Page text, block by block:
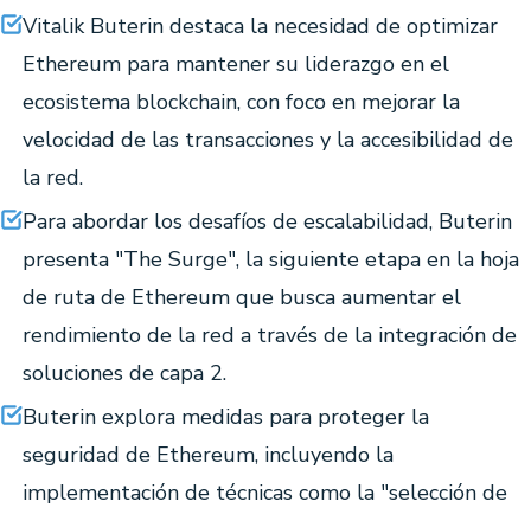
Vitalik Buterin destaca la necesidad de optimizar
Ethereum para mantener su liderazgo en el
ecosistema blockchain, con foco en mejorar la
velocidad de las transacciones y la accesibilidad de
la red.
Para abordar los desafíos de escalabilidad, Buterin
presenta "The Surge", la siguiente etapa en la hoja
de ruta de Ethereum que busca aumentar el
rendimiento de la red a través de la integración de
soluciones de capa 2.
Buterin explora medidas para proteger la
seguridad de Ethereum, incluyendo la
implementación de técnicas como la "selección de